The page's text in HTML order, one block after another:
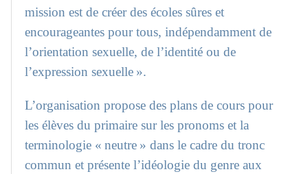
mission est de créer des écoles sûres et
encourageantes pour tous, indépendamment de
l’orientation sexuelle, de l’identité ou de
l’expression sexuelle ».
L’organisation propose des plans de cours pour
les élèves du primaire sur les pronoms et la
terminologie « neutre » dans le cadre du tronc
commun et présente l’idéologie du genre aux